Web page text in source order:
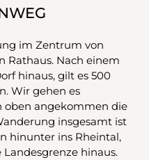
im Zentrum von
Nach einem
hinaus, gilt es 500
Wir gehen es
oben angekommen die
insgesamt ist
hinunter ins Rheintal,
hinaus.